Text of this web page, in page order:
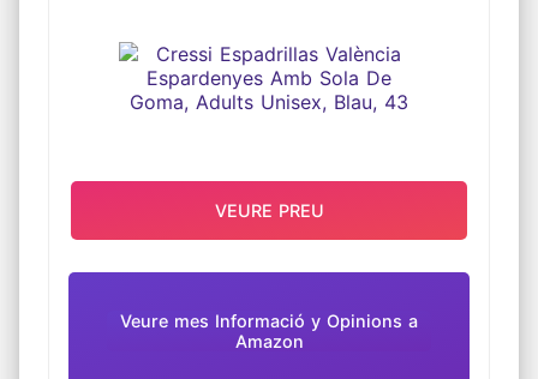
Veure mes Informació y Opinions a
Amazon
VEURE PREU